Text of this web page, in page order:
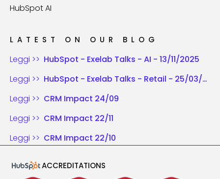
HubSpot AI
LATEST ON OUR BLOG
Leggi >> HubSpot - Exelab Talks - AI - 13/11/2025
Leggi >> HubSpot - Exelab Talks - Retail - 25/03/2025
Leggi >> CRM Impact 24/09
Leggi >> CRM Impact 22/11
Leggi >> CRM Impact 22/10
ACCREDITATIONS